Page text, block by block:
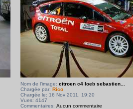
Nom de l’image: citroen c4 loeb sebastien...
Chargée par: Rico
Chargée le: 16 Nov 2011, 19:20
Vues: 4147
Commentaires: Aucun commentaire